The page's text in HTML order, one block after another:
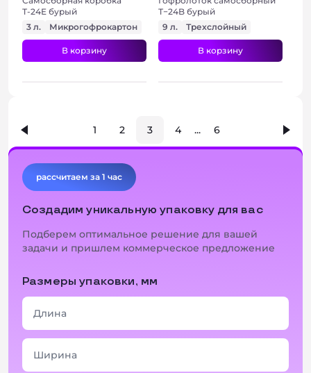
Т-24E бурый
3 л.
Микрогофрокартон
В корзину
Т−24B бурый
9 л.
Трехслойный
В корзину
1 2 3 4 ... 6
рассчитаем за 1 час
Создадим уникальную упаковку для вас
Подберем оптимальное решение для вашей
задачи и пришлем коммерческое предложение
Размеры упаковки, мм